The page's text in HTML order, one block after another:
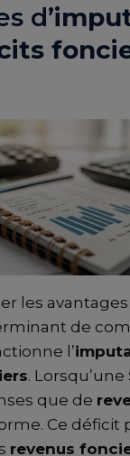
d’
les avantages
de
l’
. Lorsqu’une
que de
Ce déficit
revenus